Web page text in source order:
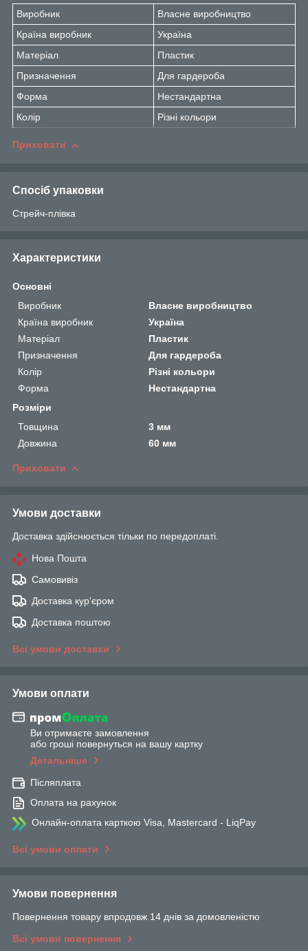
Виробник
Власне виробництво
Країна виробник
Україна
Матеріал
Пластик
Призначення
Для гардероба
Форма
Нестандартна
Колір
Різні кольори
Приховати
Спосіб упаковки
Стрейч-плівка
Характеристики
Основні
Виробник
Власне виробництво
Країна виробник
Україна
Матеріал
Пластик
Призначення
Для гардероба
Колір
Різні кольори
Форма
Нестандартна
Розміри
Товщина
3 мм
Довжина
60 мм
Приховати
Умови доставки
Доставка здійснюється тільки по передоплаті.
Нова Пошта
Самовивіз
Доставка кур'єром
Доставка поштою
Всі умови доставки
Умови оплати
Ви отримаєте замовлення
або гроші повернуться на вашу картку
Детальніше
Післяплата
Оплата на рахунок
Онлайн-оплата карткою Visa, Mastercard - LiqPay
Всі умови оплати
Умови повернення
Повернення товару впродовж 14 днів за домовленістю
Всі умови повернення